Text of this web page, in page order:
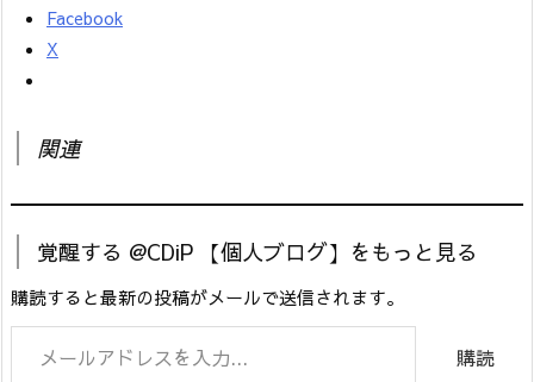
Facebook
X
関連
覚醒する @CDiP 【個人ブログ】をもっと見る
購読すると最新の投稿がメールで送信されます。
メールアドレスを入力...
購読